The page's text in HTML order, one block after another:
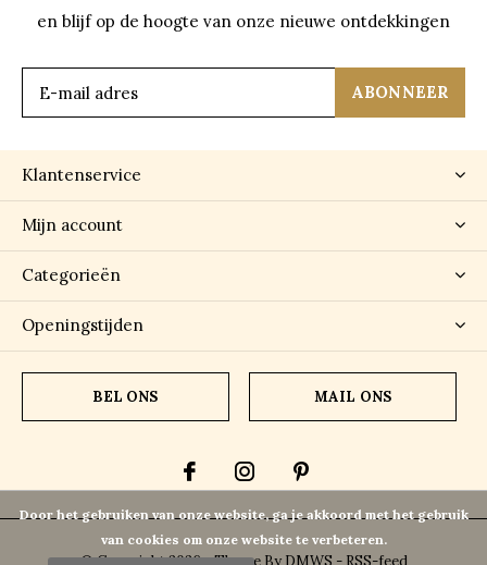
en blijf op de hoogte van onze nieuwe ontdekkingen
ABONNEER
Klantenservice
Mijn account
Categorieën
Openingstijden
BEL ONS MAIL ONS
Door het gebruiken van onze website, ga je akkoord met het gebruik
van cookies om onze website te verbeteren.